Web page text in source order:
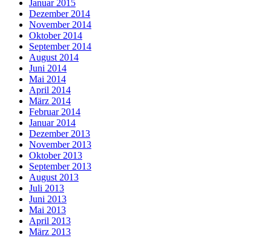
Januar 2015
Dezember 2014
November 2014
Oktober 2014
September 2014
August 2014
Juni 2014
Mai 2014
April 2014
März 2014
Februar 2014
Januar 2014
Dezember 2013
November 2013
Oktober 2013
September 2013
August 2013
Juli 2013
Juni 2013
Mai 2013
April 2013
März 2013